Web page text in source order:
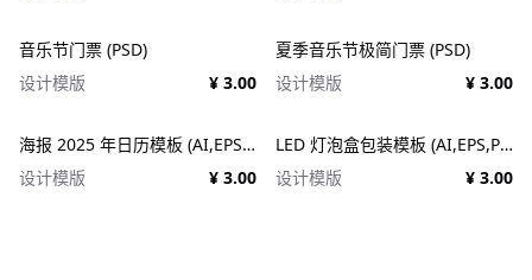
音乐节门票 (PSD)
设计模版
¥ 3.00
夏季音乐节极简门票 (PSD)
设计模版
¥ 3.00
海报 2025 年日历模板 (AI,EPS,PDF,PSD)
设计模版
¥ 3.00
LED 灯泡盒包装模板 (AI,EPS,PDF)
设计模版
¥ 3.00